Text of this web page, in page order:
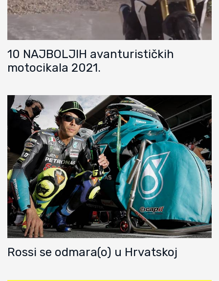
10 NAJBOLJIH avanturističkih
motocikala 2021.
Rossi se odmara(o) u Hrvatskoj